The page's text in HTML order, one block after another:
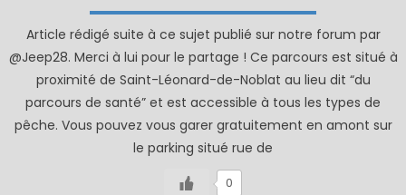
Article rédigé suite à ce sujet publié sur notre forum par
@Jeep28. Merci à lui pour le partage ! Ce parcours est situé à
proximité de Saint-Léonard-de-Noblat au lieu dit “du
parcours de santé” et est accessible à tous les types de
pêche. Vous pouvez vous garer gratuitement en amont sur
le parking situé rue de
0